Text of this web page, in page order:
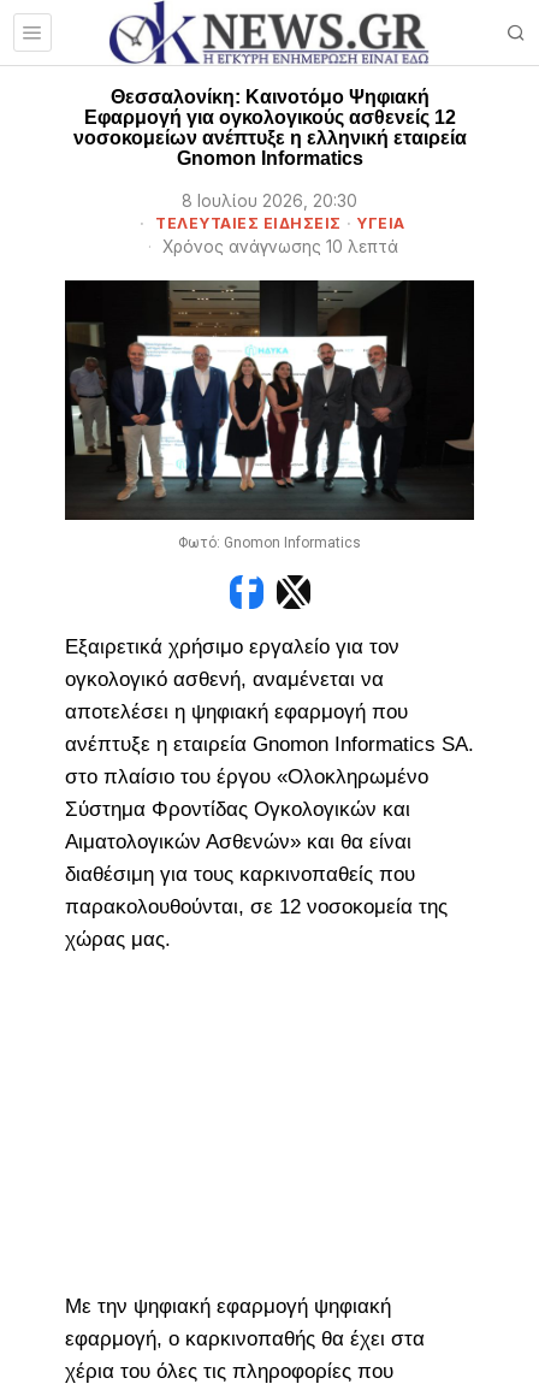
Θεσσαλονίκη: Καινοτόμο Ψηφιακή
Εφαρμογή για ογκολογικούς ασθενείς 12
νοσοκομείων ανέπτυξε η ελληνική εταιρεία
Gnomon Informatics
8 Ιουλίου 2026, 20:30
ΤΕΛΕΥΤΑΙΕΣ ΕΙΔΗΣΕΙΣ · ΥΓΕΙΑ
Χρόνος ανάγνωσης 10 λεπτά
Φωτό: Gnomon Informatics
Εξαιρετικά χρήσιμο εργαλείο για τον
ογκολογικό ασθενή, αναμένεται να
αποτελέσει η ψηφιακή εφαρμογή που
ανέπτυξε η εταιρεία Gnomon Informatics SA.
στο πλαίσιο του έργου «Ολοκληρωμένο
Σύστημα Φροντίδας Ογκολογικών και
Αιματολογικών Ασθενών» και θα είναι
διαθέσιμη για τους καρκινοπαθείς που
παρακολουθούνται, σε 12 νοσοκομεία της
χώρας μας.
Με την ψηφιακή εφαρμογή ψηφιακή
εφαρμογή, ο καρκινοπαθής θα έχει στα
χέρια του όλες τις πληροφορίες που